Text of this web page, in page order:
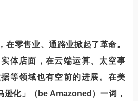
在零售业、通路业掀起了革命。
体店面，在云端运算、太空事
等领域也有空前的进展。在美
逊化」（be Amazoned）一词，